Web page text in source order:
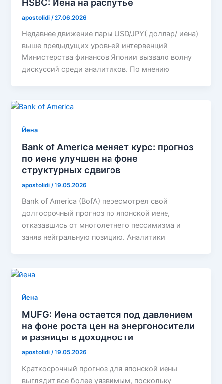
HSBC: Иена на распутье
apostolidi /27.06.2026
Недавнее движение пары USD/JPY( доллар/ иена)
выше предыдущих уровней интервенций
Министерства финансов Японии вызвало волну
дискуссий среди аналитиков. По мнению
Йена
Bank of America меняет курс: прогноз
по иене улучшен на фоне
структурных сдвигов
apostolidi/19.05.2026
Bank of America (BofA) пересмотрел свой
долгосрочный прогноз по японской иене,
отказавшись от многолетнего пессимизма и
заняв нейтральную позицию. Аналитики
Йена
MUFG: Иена остается под давлением
на фоне роста цен на энергоносители
и разницы в доходности
apostolidi/19.05.2026
Краткосрочный прогноз для японской иены
выглядит все более уязвимым, поскольку